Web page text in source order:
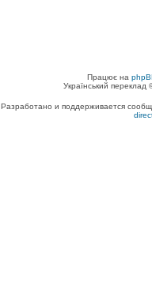
Працює на
Український
Разработано и поддерживается